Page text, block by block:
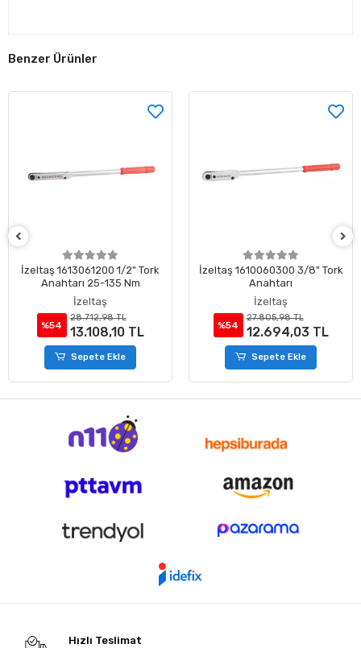
Benzer Ürünler
İzeltaş 1613061200 1/2" Tork
Anahtarı 25-135 Nm
İzeltaş
%54
28.712,98 TL
13.108,10 TL
Sepete Ekle
İzeltaş 1610060300 3/8" Tork
Anahtarı
İzeltaş
%54
27.805,98 TL
12.694,03 TL
Sepete Ekle
Hızlı Teslimat